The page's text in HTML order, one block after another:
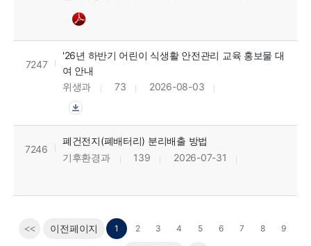
7247
'26년 하반기 어린이 식생활 안전관리 교육 홍보물 대
여 안내
위생과
73 2026-08-03
7246
폐건전지(폐배터리) 분리배출 방법
기후환경과
139 2026-07-31
<< 이전페이지 1 2 3 4 5 6 7 8 9